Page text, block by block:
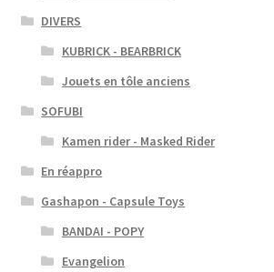
DIVERS
KUBRICK - BEARBRICK
Jouets en tôle anciens
SOFUBI
Kamen rider - Masked Rider
En réappro
Gashapon - Capsule Toys
BANDAI - POPY
Evangelion